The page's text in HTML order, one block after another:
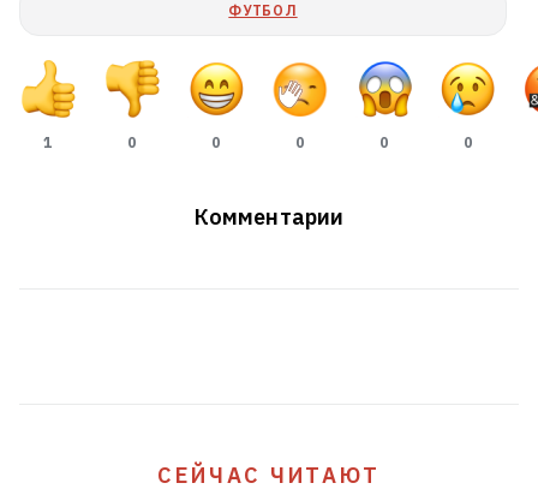
ФУТБОЛ
1 0 0 0 0 0
Комментарии
СЕЙЧАС ЧИТАЮТ
Шторм натворил бед в Вилейском и
Молодечненском районах
хотела, чтобы он выплачивал деньги и